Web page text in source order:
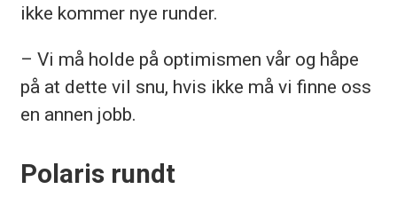
ikke kommer nye runder.
– Vi må holde på optimismen vår og håpe
på at dette vil snu, hvis ikke må vi finne oss
en annen jobb.
Polaris rundt